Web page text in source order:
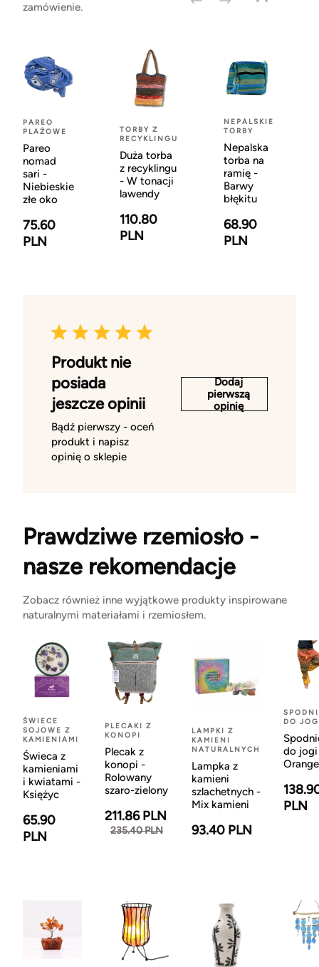
zamówienie.
PAREO
PLAŻOWE
Pareo
nomad
sari -
Niebieskie
złe oko
75.60
PLN
TORBY Z
RECYKLINGU
Duża torba
z recyklingu
- W tonacji
lawendy
110.80
PLN
NEPALSKIE
TORBY
Nepalska
torba na
ramię -
Barwy
błękitu
68.90
PLN
Produkt nie
posiada
jeszcze opinii
Bądź pierwszy - oceń
produkt i napisz
opinię o sklepie
Dodaj
pierwszą
opinię
Prawdziwe rzemiosło -
nasze rekomendacje
Zobacz również inne wyjątkowe produkty inspirowane
naturalnymi materiałami i rzemiosłem.
ŚWIECE
SOJOWE Z
KAMIENIAMI
Świeca z
kamieniami
i kwiatami -
Księżyc
65.90
PLN
PLECAKI Z
KONOPI
Plecak z
konopi -
Rolowany
szaro-zielony
211.86 PLN
235.40 PLN
LAMPKI Z
KAMIENI
NATURALNYCH
Lampka z
kamieni
szlachetnych -
Mix kamieni
93.40 PLN
DO
do
Orange
PLN